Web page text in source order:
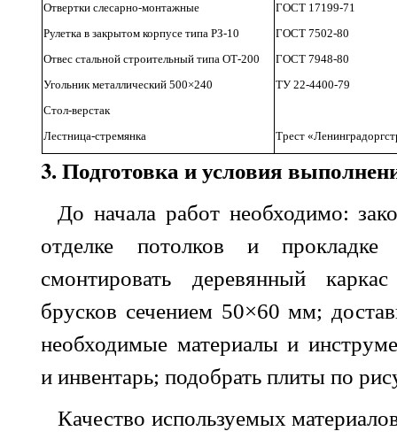
Отвертки слесарно-монтажные
ГОСТ 17199-71
Рулетка в закрытом корпусе типа РЗ-10
ГОСТ 7502-80
Отвес стальной строительный типа ОТ-200
ГОСТ 7948-80
Угольник металлический 500×240
ТУ 22-4400-79
Стол-верстак
Лестница-стремянка
Трест
3. Подготовка и условия
До начала работ необходимо:
отделке потолков и
смонтировать деревянный
брусков сечением 50×60 мм;
необходимые материалы и
и инвентарь; подобрать плиты по
Качество используемых